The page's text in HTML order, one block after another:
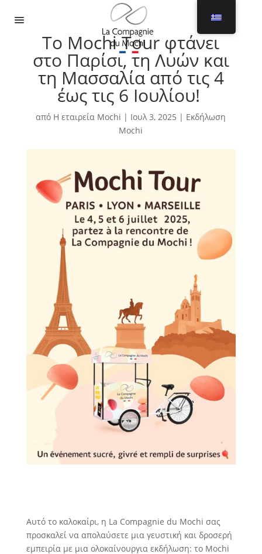
Το Mochi Tour φτάνει
στο Παρίσι, τη Λυών και
τη Μασσαλία από τις 4
έως τις 6 Ιουλίου!
από Η εταιρεία Mochi | Ιουλ 3, 2025 | Εκδήλωση
Mochi
Αυτό το καλοκαίρι, η La Compagnie du Mochi σας
προσκαλεί να απολαύσετε μια γευστική και δροσερή
εμπειρία με μια ολοκαίνουργια εκδήλωση: το Mochi